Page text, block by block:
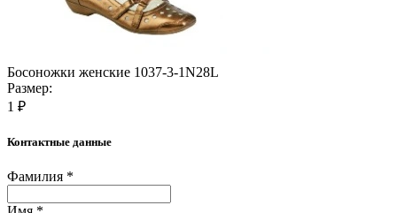
Босоножки женские 1037-3-1N28L
Размер:
1 ₽
Контактные данные
Фамилия *